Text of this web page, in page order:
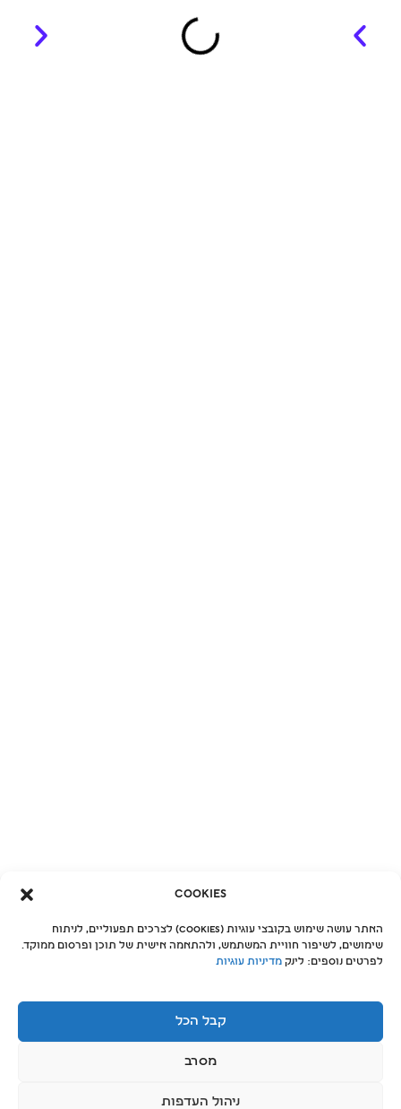
Cookies
האתר עושה שימוש בקובצי עוגיות (Cookies) לצרכים תפעוליים, לניתוח
שימושים, לשיפור חוויית המשתמש, ולהתאמה אישית של תוכן ופרסום ממוקד.
לפרטים נוספים: לינק מדיניות עוגיות
קבל הכל
מסרב
ניהול העדפות